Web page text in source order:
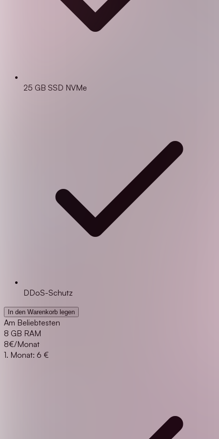
25 GB SSD NVMe
DDoS-Schutz
In den Warenkorb legen
Am Beliebtesten
8 GB RAM
8€/Monat
1. Monat: 6 €